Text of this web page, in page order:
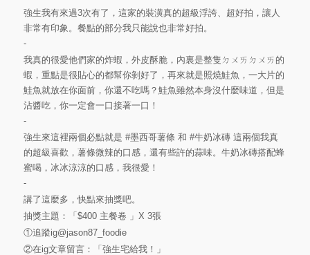
強生我有來過3次有了，這家的裝潢真的超級浮誇、超好拍，讓人
非常有印象。餐點的部分我只能說也非常好拍。
-
我真的很愛他們家的炸蝦，外皮酥脆，內裏是整隻ㄉㄨㄞㄉㄨㄞ的
蝦，重點是很貼心的都幫你剝好了，再來就是照燒鮭魚，一大片的
鮭魚就放在你面前，你還不吃嗎？鮭魚雖然本身沒什麼味道，但是
沾醬吃，你一定會一口接著一口！
-
強生來這裡兩個必點就是 #墨西哥薯條 和 #牛奶冰磚這兩個我真
的超級喜歡，薯條微辣的口感，還有些許的蒜味。牛奶冰磚搭配蜂
蜜喝，冰冰涼涼的口感，我很愛！
-
講了這麼多，快點來抽獎吧。
抽獎主題：「$400 主餐卷 」X 3張
①追蹤ig@jason87_foodie
②在ig文章留言：「強生宅給我！」